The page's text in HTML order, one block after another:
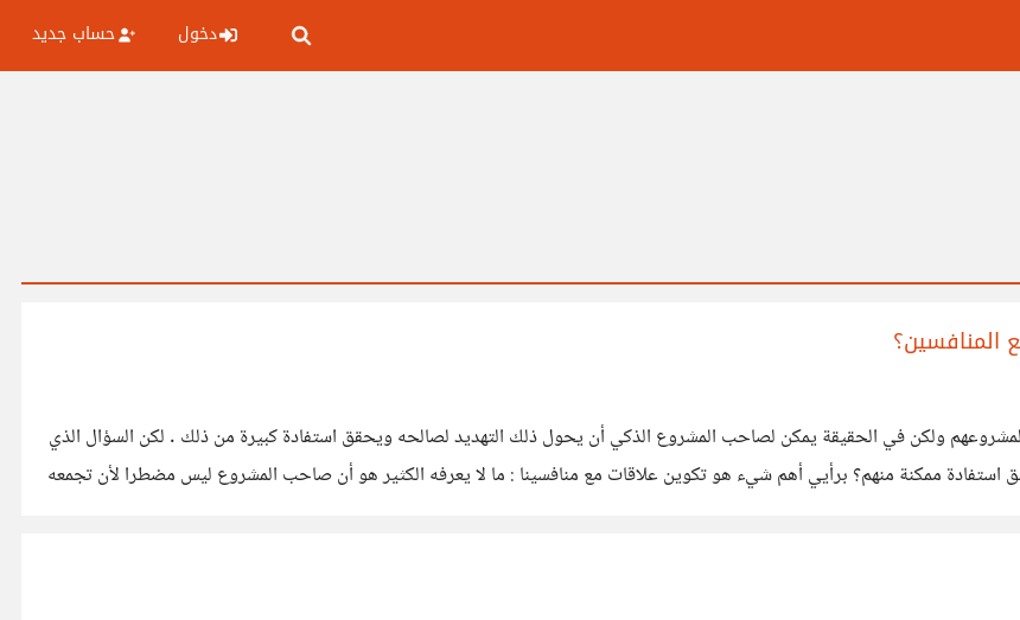
دخول حساب جديد
ولكن في الحقيقة يمكن لصاحب المشروع الذكي أن يحول ذلك التهديد لصالحه ويحقق استفادة كبيرة من ذلك . لكن السؤال الذي
يراودنا كأصحاب مشاريع و مؤسسات؛ كيف نتغلب على منافسين ونحقق استفادة ممكنة منهم؟ برأيي أهم شيء هو تكوين علاقات مع منافسينا : ما لا يعرفه الكثير هو أن صاحب المشروع ليس مضطرا لأن تجمعه